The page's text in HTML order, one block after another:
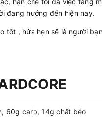
hạn chế tối đa việc tăng
đang hướng đến hiện nay.
tốt , hứa hẹn sẽ là người
60g carb, 14g chất béo